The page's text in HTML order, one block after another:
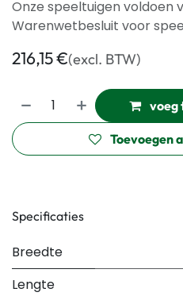
Onze speeltuigen voldoen
Warenwetbesluit voor
216,15€(excl. BTW)
voeg
Toevoegen
Specificaties
Breedte
Lengte